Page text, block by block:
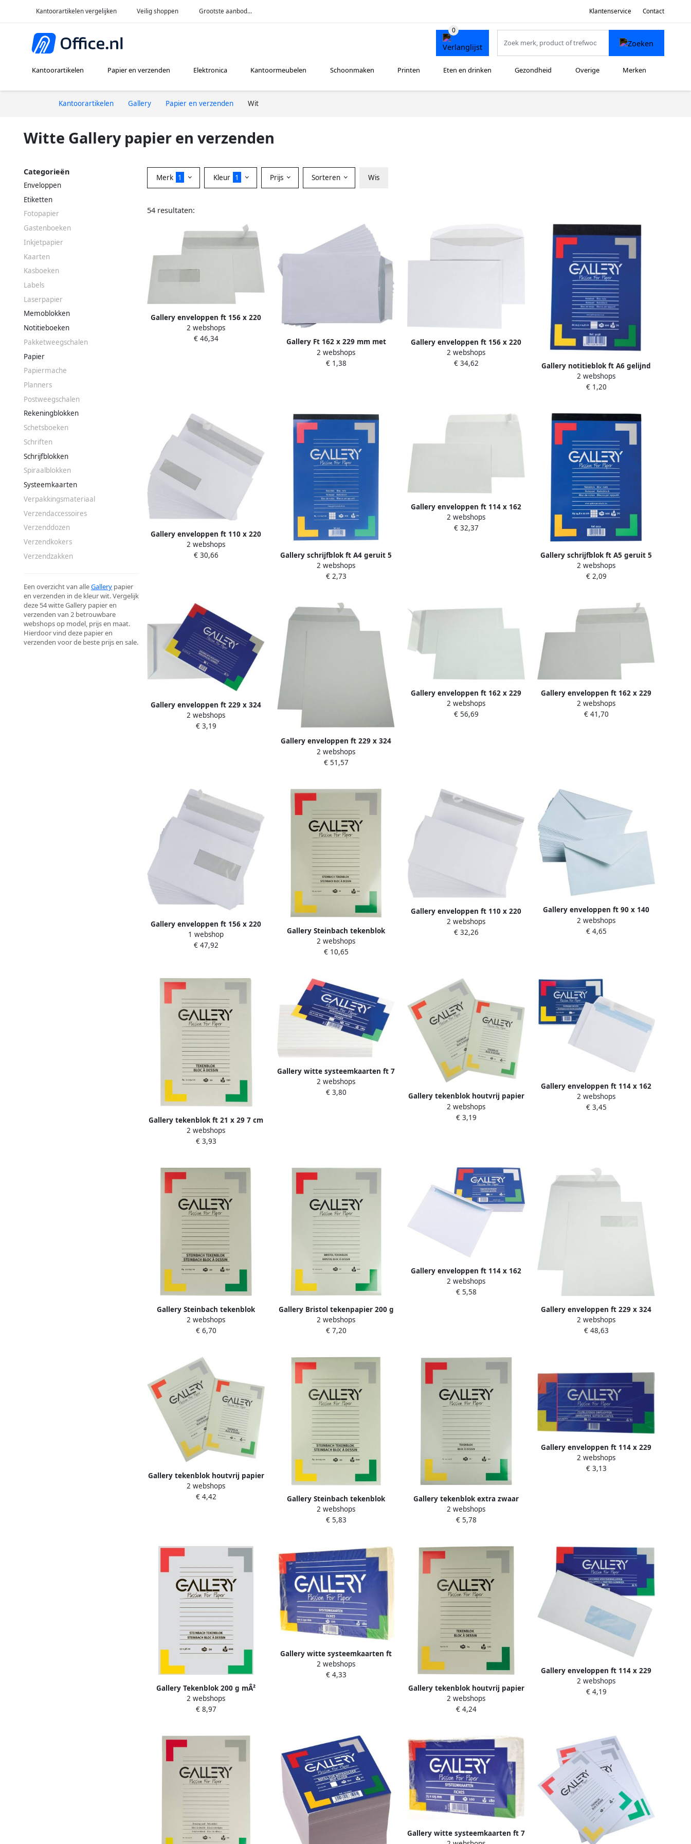
Kantoorartikelen vergelijken Veilig shoppen Grootste aanbod... Klantenservice Contact
Kantoorartikelen Papier en verzenden Elektronica Kantoormeubelen Schoonmaken Printen Eten en drinken Gezondheid Overige Merken
Kantoorartikelen Gallery Papier en verzenden Wit
Witte Gallery papier en verzenden
Categorieën
Enveloppen
Etiketten
Fotopapier
Gastenboeken
Inkjetpapier
Kaarten
Kasboeken
Labels
Laserpapier
Memoblokken
Notitieboeken
Pakketweegschalen
Papier
Papiermache
Planners
Postweegschalen
Rekeningblokken
Schetsboeken
Schriften
Schrijfblokken
Spiraalblokken
Systeemkaarten
Verpakkingsmateriaal
Verzendaccessoires
Verzenddozen
Verzendkokers
Verzendzakken
Een overzicht van alleGallery papier
en verzenden in de kleur wit. Vergelijk
deze 54 witte Gallery papier en
verzenden van 2 betrouwbare
webshops op model, prijs en maat.
Hierdoor vind deze papier en
verzenden voor de beste prijs en sale.
Merk 1 Kleur 1 Prijs Sorteren Wis
54 resultaten:
Gallery enveloppen ft 156 x 220
mm venster links stripsluiting
binnenzijde grijs 500 stuks
2 webshops
€ 46,34
Gallery Ft 162 x 229 mm met
strip pak van 10 stuks 50 stuks
2 webshops
€ 1,38
Gallery enveloppen ft 156 x 220
mm stripsluiting binnenzijde
grijs doos van 500 stuks
2 webshops
€ 34,62
Gallery notitieblok ft A6 gelijnd
blok van 100 vel
2 webshops
€ 1,20
Gallery enveloppen ft 110 x 220
mm venster links stripsluiting
doos van 500 stuks
2 webshops
€ 30,66
Gallery schrijfblok ft A4 geruit 5
mm blok van 100 vel 10 stuks
2 webshops
€ 2,73
Gallery enveloppen ft 114 x 162
mm stripsluiting binnenzijde
grijs doos van 500 stuks
2 webshops
€ 32,37
Gallery schrijfblok ft A5 geruit 5
mm blok van 100 vel 10 stuks
2 webshops
€ 2,09
Gallery enveloppen ft 229 x 324
mm gegomd binnenzijde blauw
pak van 10 stuks 25 stuks
2 webshops
€ 3,19
Gallery enveloppen ft 229 x 324
mm stripsluiting binnenzijde
grijs doos van 250 stuks
2 webshops
€ 51,57
Gallery enveloppen ft 162 x 229
mm stripsluiting binnenzijde
grijs doos van 500 stuks
2 webshops
€ 56,69
Gallery enveloppen ft 162 x 229
mm stripsluiting binnenzijde
grijs doos van 500 stuks
2 webshops
€ 41,70
Gallery enveloppen ft 156 x 220
mm venster rechts stripsluiting
binnenzijde grijs 500 stuks
1 webshop
€ 47,92
Gallery Steinbach tekenblok
gekorreld ft 29 7 x 42 cm (A3) 200
g mÃÂ² blok van 20 vel
2 webshops
€ 10,65
Gallery enveloppen ft 110 x 220
mm stripsluiting binnenzijde
grijs doos van 500 stuks
2 webshops
€ 32,26
Gallery enveloppen ft 90 x 140
mm gegomd pak van 50 stuks
2 webshops
€ 4,65
Gallery tekenblok ft 21 x 29 7 cm
(A4) extra zwaar houtvrij papier
190 g mÃÂ² blok van 20 vel
2 webshops
€ 3,93
Gallery witte systeemkaarten ft 7
5 x 12 5 cm gelijnd pak van 100
stuks
2 webshops
€ 3,80
Gallery tekenblok houtvrij papier
120 g mÃÂ² ft 21 x 29 7 cm (A4)
blok van 24 vel
2 webshops
€ 3,19
Gallery enveloppen ft 114 x 162
mm stripsluiting pak van 50
stuks
2 webshops
€ 3,45
Gallery Steinbach tekenblok
gekorreld ft 21 x 29 7 cm (A4) 250
g mÂ² blok van 20 vel
2 webshops
€ 6,70
Gallery Bristol tekenpapier 200 g
ft 29 7 x 42 cm A3 blok van 20 vel
2 webshops
€ 7,20
Gallery enveloppen ft 114 x 162
mm gegomd pak van 50 stuks
2 webshops
€ 5,58
Gallery enveloppen ft 229 x 324
mm venster rechts stripsluiting
binnenzijde grijs doos van 250
2 webshops
€ 48,63
Gallery tekenblok houtvrij papier
120 g mÃÂ² ft 27 x 36 cm blok
van 24 vel
2 webshops
€ 4,42
Gallery Steinbach tekenblok
gekorreld ft 21 x 29 7 cm (A4) 200
g mÂ² blok van 20 vel
2 webshops
€ 5,83
Gallery tekenblok extra zwaar
houtvrij papier 190 g mÃÂ² ft 29
7 x 42 cm (A3) blok van 20 vel
2 webshops
€ 5,78
Gallery enveloppen ft 114 x 229
mm stripsluiting pak van 50
stuks
2 webshops
€ 3,13
Gallery Tekenblok 200 g mÂ²
steinbach gekorreld 20 blad ft 27
x 36 cm
2 webshops
€ 8,97
Gallery witte systeemkaarten ft
10 x 15 cm effen pak van 100
stuks
2 webshops
€ 4,33
Gallery tekenblok houtvrij papier
120 g mÃÂ² ft 24 x 32 cm blok
van 24 vel
2 webshops
€ 4,24
Gallery enveloppen ft 114 x 229
mm met venster rechts gegomd
pak van 50 stuks
2 webshops
€ 4,19
Gallery witte systeemkaarten ft 7